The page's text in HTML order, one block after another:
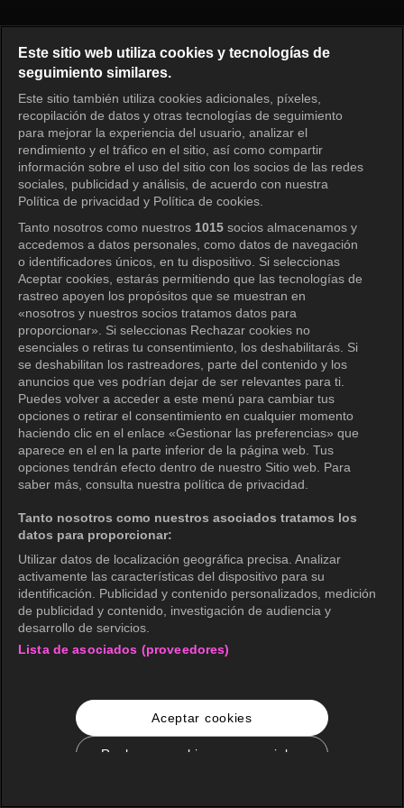
Iniciar sesión
Este sitio web utiliza cookies y tecnologías de
seguimiento similares.
Este sitio también utiliza cookies adicionales, píxeles,
recopilación de datos y otras tecnologías de seguimiento
para mejorar la experiencia del usuario, analizar el
rendimiento y el tráfico en el sitio, así como compartir
información sobre el uso del sitio con los socios de las redes
sociales, publicidad y análisis, de acuerdo con nuestra
Política de privacidad y Política de cookies.
Tanto nosotros como nuestros 1015 socios almacenamos y
accedemos a datos personales, como datos de navegación
o identificadores únicos, en tu dispositivo. Si seleccionas
Aceptar cookies, estarás permitiendo que las tecnologías de
rastreo apoyen los propósitos que se muestran en
«nosotros y nuestros socios tratamos datos para
proporcionar». Si seleccionas Rechazar cookies no
esenciales o retiras tu consentimiento, los deshabilitarás. Si
se deshabilitan los rastreadores, parte del contenido y los
anuncios que ves podrían dejar de ser relevantes para ti.
Puedes volver a acceder a este menú para cambiar tus
opciones o retirar el consentimiento en cualquier momento
haciendo clic en el enlace «Gestionar las preferencias» que
aparece en el en la parte inferior de la página web. Tus
opciones tendrán efecto dentro de nuestro Sitio web. Para
saber más, consulta nuestra política de privacidad.
Tanto nosotros como nuestros asociados tratamos los
datos para proporcionar:
Utilizar datos de localización geográfica precisa. Analizar
activamente las características del dispositivo para su
identificación. Publicidad y contenido personalizados, medición
de publicidad y contenido, investigación de audiencia y
desarrollo de servicios.
Lista de asociados (proveedores)
Aceptar cookies
Rechazar cookies no esenciales